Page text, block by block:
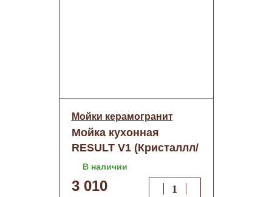
Мойки керамогранит
Мойка кухонная
RESULT V1 (Кристаллл/
молоч)+сифон (d
500мм)
В наличии
3 010